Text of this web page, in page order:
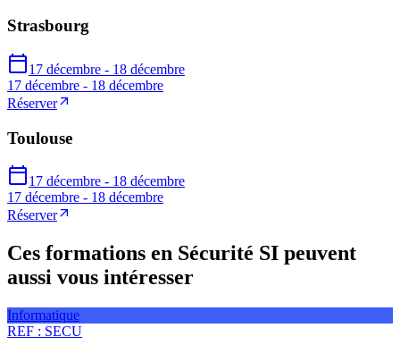
Strasbourg
17 décembre - 18 décembre
17 décembre - 18 décembre
Réserver
Toulouse
17 décembre - 18 décembre
17 décembre - 18 décembre
Réserver
Ces formations en Sécurité SI peuvent
aussi vous intéresser
Informatique
REF : SECU